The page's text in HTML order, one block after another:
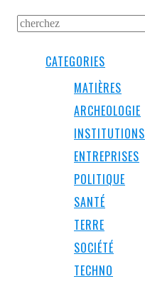
CATEGORIES
MATIÈRES
ARCHEOLOGIE
INSTITUTIONS
ENTREPRISES
POLITIQUE
SANTÉ
TERRE
SOCIÉTÉ
TECHNO